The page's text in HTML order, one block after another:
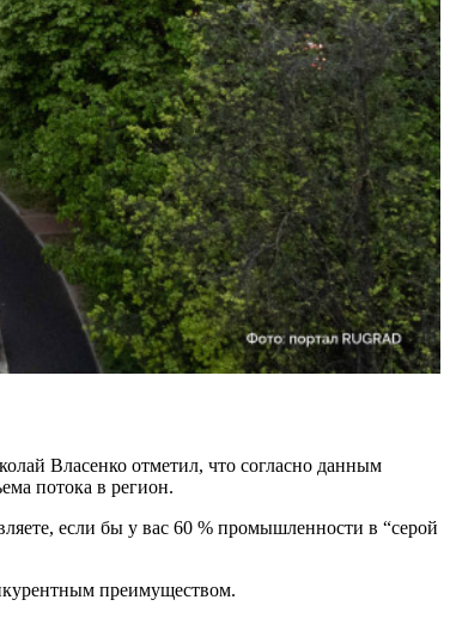
Власенко отметил, что согласно данным
потока в регион.
если бы у вас 60 % промышленности в “серой
преимуществом.